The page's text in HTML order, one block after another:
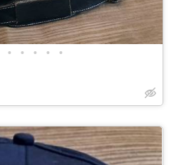
• • • • •